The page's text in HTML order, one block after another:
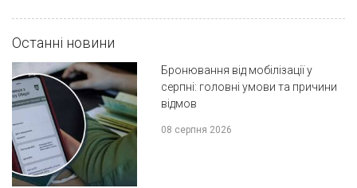
Останні новини
Бронювання від мобілізації у
серпні: головні умови та причини
відмов
08 серпня 2026